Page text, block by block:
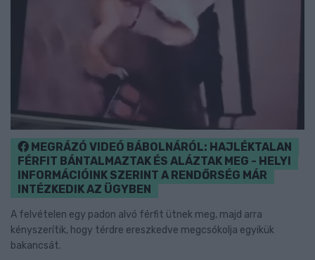
MEGRÁZÓ VIDEÓ BÁBOLNÁRÓL: HAJLÉKTALAN
FÉRFIT BÁNTALMAZTAK ÉS ALÁZTAK MEG - HELYI
INFORMÁCIÓINK SZERINT A RENDŐRSÉG MÁR
INTÉZKEDIK AZ ÜGYBEN
A felvételen egy padon alvó férfit ütnek meg, majd arra
kényszerítik, hogy térdre ereszkedve megcsókolja egyikük
bakancsát.